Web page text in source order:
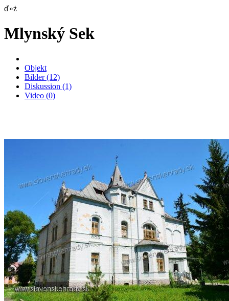
ď»ż
Mlynský Sek
Objekt
Bilder(12)
Diskussion (1)
Video (0)